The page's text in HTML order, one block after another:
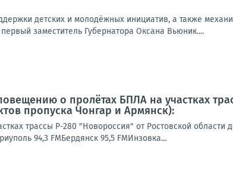
детских и молодёжных инициатив, а также
заместитель Губернатора Оксана Вьюник....
о пролётах БПЛА на участках
пропуска Чонгар и Армянск):
трассы Р-280 "Новороссия" от Ростовской области
94,3 FMБердянск 95,5 FMИнзовка...